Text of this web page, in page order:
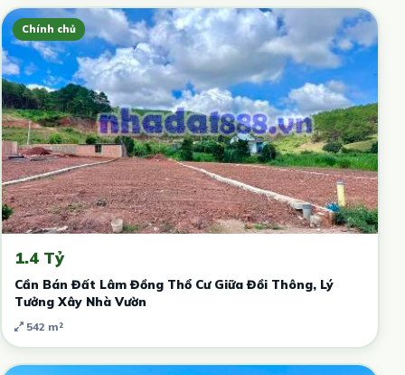
Chính chủ
1.4 Tỷ
Cần Bán Đất Lâm Đồng Thổ Cư Giữa Đồi Thông, Lý
Tưởng Xây Nhà Vườn
542 m²